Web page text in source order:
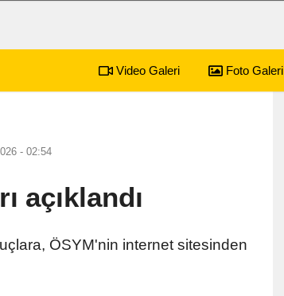
beş gün sürecek festival programı açıklandı
Video Galeri Foto Galeri
- 02:54
açıklandı
ÖSYM'nin internet sitesinden